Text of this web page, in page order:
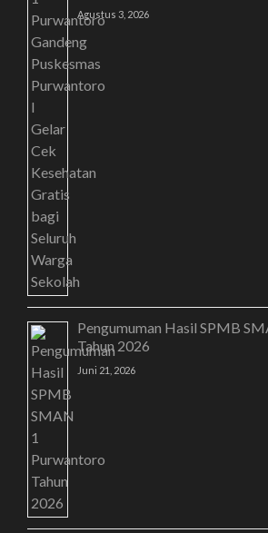
Agustus 3, 2026
Pengumuman Hasil SPMB
Tahun 2026
Juni 21, 2026